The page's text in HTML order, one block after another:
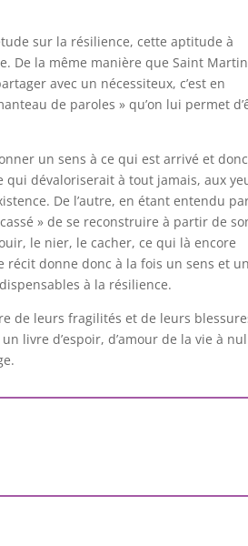
sur la résilience, cette aptitude à
De la même manière que Saint Martin
avec un nécessiteux, c’est en
de paroles » qu’on lui permet
un sens à ce qui est arrivé et
qui dévaloriserait à tout jamais, aux
De l’autre, en étant entendu
» de se reconstruire à partir de
le nier, le cacher, ce qui là encore
récit donne donc à la fois un sens et
à la résilience.
de leurs fragilités et de leurs
livre d’espoir, d’amour de la vie à nul